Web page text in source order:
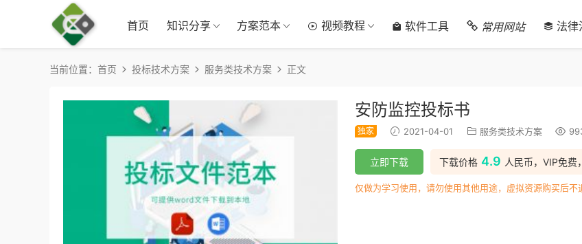
首页 知识分享 方案范本 视频教程 软件工具 常用网站 法律
当前位置： 首页 投标技术方案 服务类技术方案 正文
安防监控投标书
独家 2021-04-01 服务类技术方案
下载价格 4.9 人民币，VIP免费
立即下载
仅做为学习使用，请勿使用其他用途，虚拟资源购买后不